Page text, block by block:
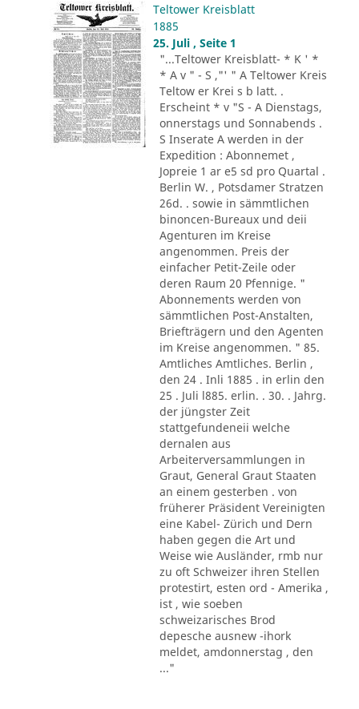
Teltower Kreisblatt
1885
25. Juli , Seite 1
"...Teltower Kreisblatt- * K ' *
* A v " - S ,"' " A Teltower Kreis
Teltow er Krei s b latt. .
Erscheint * v "S - A Dienstags,
onnerstags und Sonnabends .
S Inserate A werden in der
Expedition : Abonnemet ,
Jopreie 1 ar e5 sd pro Quartal .
Berlin W. , Potsdamer Stratzen
26d. . sowie in sämmtlichen
binoncen-Bureaux und deii
Agenturen im Kreise
angenommen. Preis der
einfacher Petit-Zeile oder
deren Raum 20 Pfennige. "
Abonnements werden von
sämmtlichen Post-Anstalten,
Briefträgern und den Agenten
im Kreise angenommen. " 85.
Amtliches Amtliches. Berlin ,
den 24 . Inli 1885 . in erlin den
25 . Juli l885. erlin. . 30. . Jahrg.
der jüngster Zeit
stattgefundeneii welche
dernalen aus
Arbeiterversammlungen in
Graut, General Graut Staaten
an einem gesterben . von
früherer Präsident Vereinigten
eine Kabel- Zürich und Dern
haben gegen die Art und
Weise wie Ausländer, rmb nur
zu oft Schweizer ihren Stellen
protestirt, esten ord - Amerika ,
ist , wie soeben
schweizarisches Brod
depesche ausnew -ihork
meldet, amdonnerstag , den
..."